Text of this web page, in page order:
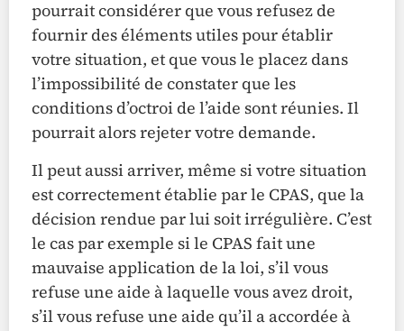
pourrait considérer que vous refusez de
fournir des éléments utiles pour établir
votre situation, et que vous le placez dans
l’impossibilité de constater que les
conditions d’octroi de l’aide sont réunies. Il
pourrait alors rejeter votre demande.
Il peut aussi arriver, même si votre situation
est correctement établie par le CPAS, que la
décision rendue par lui soit irrégulière. C’est
le cas par exemple si le CPAS fait une
mauvaise application de la loi, s’il vous
refuse une aide à laquelle vous avez droit,
s’il vous refuse une aide qu’il a accordée à